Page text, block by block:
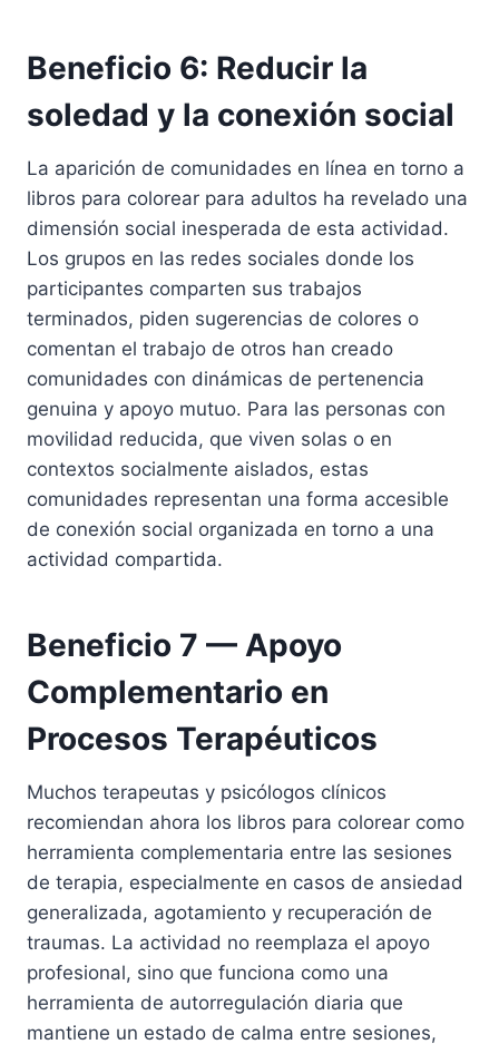
Beneficio 6: Reducir la
soledad y la conexión social
La aparición de comunidades en línea en torno a
libros para colorear para adultos ha revelado una
dimensión social inesperada de esta actividad.
Los grupos en las redes sociales donde los
participantes comparten sus trabajos
terminados, piden sugerencias de colores o
comentan el trabajo de otros han creado
comunidades con dinámicas de pertenencia
genuina y apoyo mutuo. Para las personas con
movilidad reducida, que viven solas o en
contextos socialmente aislados, estas
comunidades representan una forma accesible
de conexión social organizada en torno a una
actividad compartida.
Beneficio 7 — Apoyo
Complementario en
Procesos Terapéuticos
Muchos terapeutas y psicólogos clínicos
recomiendan ahora los libros para colorear como
herramienta complementaria entre las sesiones
de terapia, especialmente en casos de ansiedad
generalizada, agotamiento y recuperación de
traumas. La actividad no reemplaza el apoyo
profesional, sino que funciona como una
herramienta de autorregulación diaria que
mantiene un estado de calma entre sesiones,